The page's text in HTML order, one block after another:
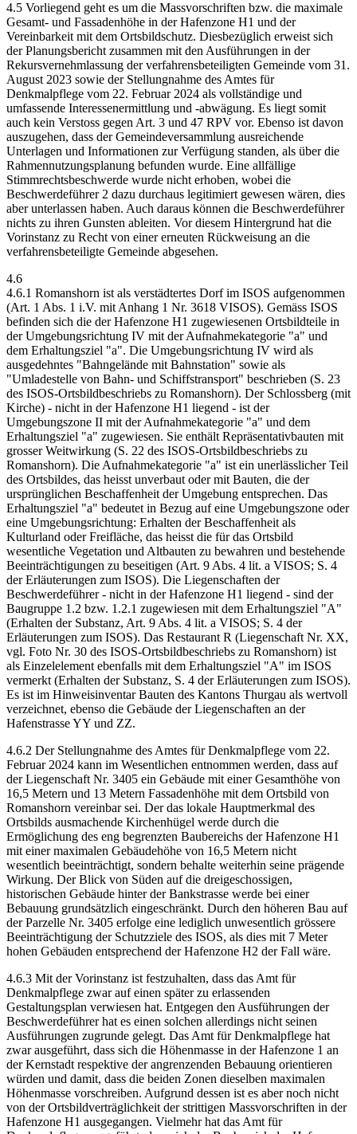
4.5 Vorliegend geht es um die Massvorschriften bzw. die maximale
Gesamt- und Fassadenhöhe in der Hafenzone H1 und der
Vereinbarkeit mit dem Ortsbildschutz. Diesbezüglich erweist sich
der Planungsbericht zusammen mit den Ausführungen in der
Rekursvernehmlassung der verfahrensbeteiligten Gemeinde vom 31.
August 2023 sowie der Stellungnahme des Amtes für
Denkmalpflege vom 22. Februar 2024 als vollständige und
umfassende Interessenermittlung und -abwägung. Es liegt somit
auch kein Verstoss gegen Art. 3 und 47 RPV vor. Ebenso ist davon
auszugehen, dass der Gemeindeversammlung ausreichende
Unterlagen und Informationen zur Verfügung standen, als über die
Rahmennutzungsplanung befunden wurde. Eine allfällige
Stimmrechtsbeschwerde wurde nicht erhoben, wobei die
Beschwerdeführer 2 dazu durchaus legitimiert gewesen wären, dies
aber unterlassen haben. Auch daraus können die Beschwerdeführer
nichts zu ihren Gunsten ableiten. Vor diesem Hintergrund hat die
Vorinstanz zu Recht von einer erneuten Rückweisung an die
verfahrensbeteiligte Gemeinde abgesehen.
4.6
4.6.1 Romanshorn ist als verstädtertes Dorf im ISOS aufgenommen
(Art. 1 Abs. 1 i.V. mit Anhang 1 Nr. 3618 VISOS). Gemäss ISOS
befinden sich die der Hafenzone H1 zugewiesenen Ortsbildteile in
der Umgebungsrichtung IV mit der Aufnahmekategorie "a" und
dem Erhaltungsziel "a". Die Umgebungsrichtung IV wird als
ausgedehntes "Bahngelände mit Bahnstation" sowie als
"Umladestelle von Bahn- und Schiffstransport" beschrieben (S. 23
des ISOS-Ortsbildbeschriebs zu Romanshorn). Der Schlossberg (mit
Kirche) - nicht in der Hafenzone H1 liegend - ist der
Umgebungszone II mit der Aufnahmekategorie "a" und dem
Erhaltungsziel "a" zugewiesen. Sie enthält Repräsentativbauten mit
grosser Weitwirkung (S. 22 des ISOS-Ortsbildbeschriebs zu
Romanshorn). Die Aufnahmekategorie "a" ist ein unerlässlicher Teil
des Ortsbildes, das heisst unverbaut oder mit Bauten, die der
ursprünglichen Beschaffenheit der Umgebung entsprechen. Das
Erhaltungsziel "a" bedeutet in Bezug auf eine Umgebungszone oder
eine Umgebungsrichtung: Erhalten der Beschaffenheit als
Kulturland oder Freifläche, das heisst die für das Ortsbild
wesentliche Vegetation und Altbauten zu bewahren und bestehende
Beeinträchtigungen zu beseitigen (Art. 9 Abs. 4 lit. a VISOS; S. 4
der Erläuterungen zum ISOS). Die Liegenschaften der
Beschwerdeführer - nicht in der Hafenzone H1 liegend - sind der
Baugruppe 1.2 bzw. 1.2.1 zugewiesen mit dem Erhaltungsziel "A"
(Erhalten der Substanz, Art. 9 Abs. 4 lit. a VISOS; S. 4 der
Erläuterungen zum ISOS). Das Restaurant R (Liegenschaft Nr. XX,
vgl. Foto Nr. 30 des ISOS-Ortsbildbeschriebs zu Romanshorn) ist
als Einzelelement ebenfalls mit dem Erhaltungsziel "A" im ISOS
vermerkt (Erhalten der Substanz, S. 4 der Erläuterungen zum ISOS).
Es ist im Hinweisinventar Bauten des Kantons Thurgau als wertvoll
verzeichnet, ebenso die Gebäude der Liegenschaften an der
Hafenstrasse YY und ZZ.
4.6.2 Der Stellungnahme des Amtes für Denkmalpflege vom 22.
Februar 2024 kann im Wesentlichen entnommen werden, dass auf
der Liegenschaft Nr. 3405 ein Gebäude mit einer Gesamthöhe von
16,5 Metern und 13 Metern Fassadenhöhe mit dem Ortsbild von
Romanshorn vereinbar sei. Der das lokale Hauptmerkmal des
Ortsbilds ausmachende Kirchenhügel werde durch die
Ermöglichung des eng begrenzten Baubereichs der Hafenzone H1
mit einer maximalen Gebäudehöhe von 16,5 Metern nicht
wesentlich beeinträchtigt, sondern behalte weiterhin seine prägende
Wirkung. Der Blick von Süden auf die dreigeschossigen,
historischen Gebäude hinter der Bankstrasse werde bei einer
Bebauung grundsätzlich eingeschränkt. Durch den höheren Bau auf
der Parzelle Nr. 3405 erfolge eine lediglich unwesentlich grössere
Beeinträchtigung der Schutzziele des ISOS, als dies mit 7 Meter
hohen Gebäuden entsprechend der Hafenzone H2 der Fall wäre.
4.6.3 Mit der Vorinstanz ist festzuhalten, dass das Amt für
Denkmalpflege zwar auf einen später zu erlassenden
Gestaltungsplan verwiesen hat. Entgegen den Ausführungen der
Beschwerdeführer hat es einen solchen allerdings nicht seinen
Ausführungen zugrunde gelegt. Das Amt für Denkmalpflege hat
zwar ausgeführt, dass sich die Höhenmasse in der Hafenzone 1 an
der Kernstadt respektive der angrenzenden Bebauung orientieren
würden und damit, dass die beiden Zonen dieselben maximalen
Höhenmasse vorschreiben. Aufgrund dessen ist es aber noch nicht
von der Ortsbildverträglichkeit der strittigen Massvorschriften in der
Hafenzone H1 ausgegangen. Vielmehr hat das Amt für